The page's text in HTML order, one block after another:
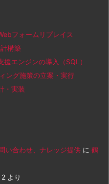
フォームリプレイス
構築
援エンジンの導入（SQL）
ング施策の立案・実行
・実装
い合わせ、ナレッジ提供 に 鶴
2 より